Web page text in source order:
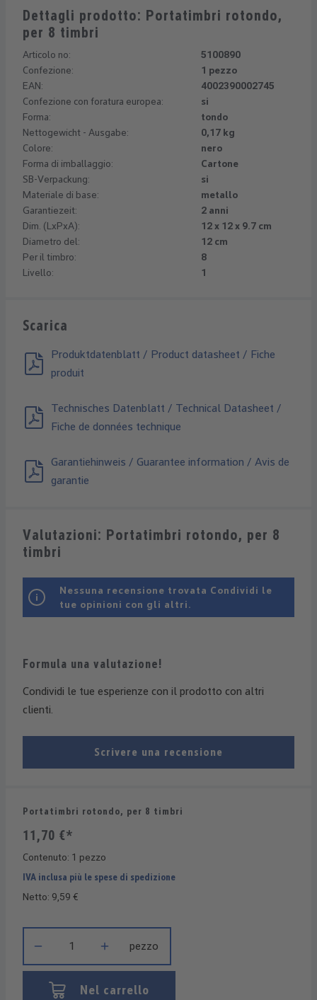
Dettagli prodotto: Portatimbri rotondo,
per 8 timbri
Articolo no:
5100890
Confezione:
1 pezzo
EAN:
4002390002745
Confezione con foratura europea:
si
Forma:
tondo
Nettogewicht - Ausgabe:
0,17 kg
Colore:
nero
Forma di imballaggio:
Cartone
SB-Verpackung:
si
Materiale di base:
metallo
Garantiezeit:
2 anni
Dim. (LxPxA):
12 x 12 x 9.7 cm
Diametro del:
12 cm
Per il timbro:
8
Livello:
1
Scarica
Produktdatenblatt / Product datasheet / Fiche
produit
Technisches Datenblatt / Technical Datasheet /
Fiche de données technique
Garantiehinweis / Guarantee information / Avis de
garantie
Valutazioni: Portatimbri rotondo, per 8
timbri
Formula una valutazione!
Condividi le tue esperienze con il prodotto con altri
clienti.
Scrivere una recensione
Nessuna recensione trovata Condividi le
tue opinioni con gli altri.
Portatimbri rotondo, per 8 timbri
11,70 €*
Contenuto: 1 pezzo
IVA inclusa più le spese di spedizione
Netto: 9,59 €
pezzo
Nel carrello